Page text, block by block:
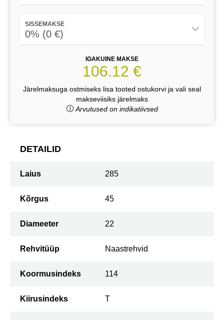
SISSEMAKSE
0% (0 €)
IGAKUINE MAKSE
106.12 €
Järelmaksuga ostmiseks lisa tooted ostukorvi ja vali seal
makseviisiks järelmaks
Arvutused on indikatiivsed
DETAILID
Laius 285
Kõrgus 45
Diameeter 22
Rehvitüüp Naastrehvid
Koormusindeks 114
Kiirusindeks T